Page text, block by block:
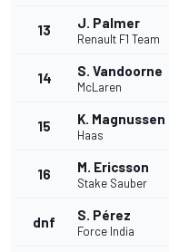
13 J. Palmer
Renault F1 Team
14 S. Vandoorne
McLaren
15 K. Magnussen
Haas
16 M. Ericsson
Stake Sauber
dnf S. Pérez
Force India